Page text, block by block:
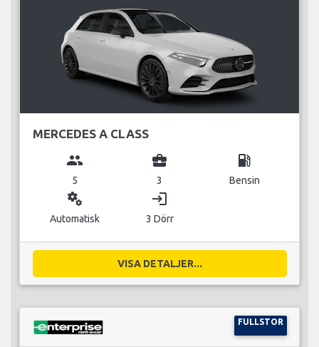
MERCEDES A CLASS
group
5
business_center
3
local_gas_station
Bensin
miscellaneous_services
Automatisk
login
3 Dörr
VISA DETALJER...
FULLSTOR